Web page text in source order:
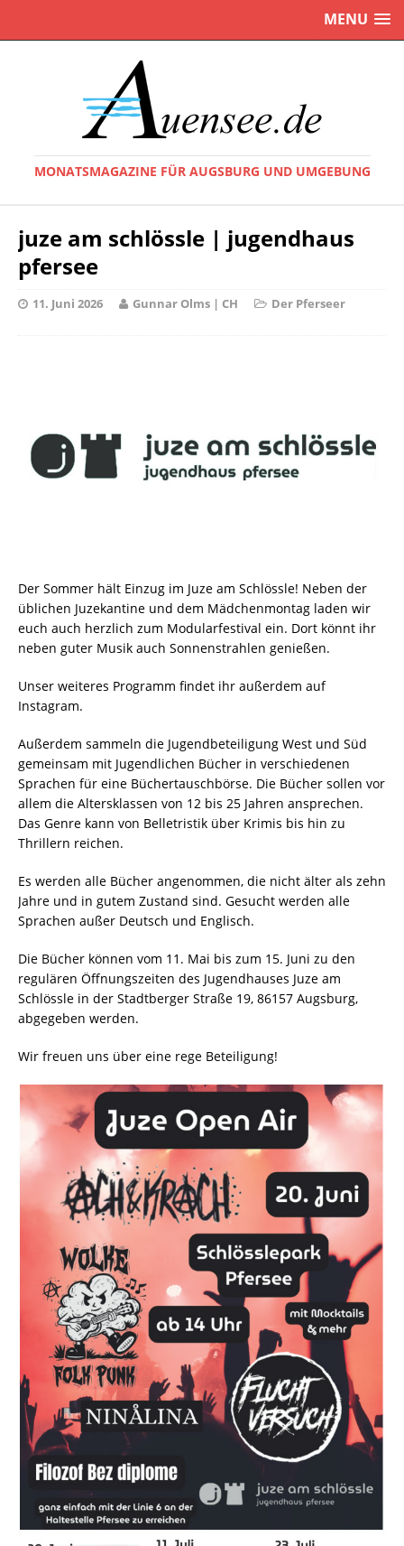
MENU
MONATSMAGAZINE FÜR AUGSBURG UND UMGEBUNG
juze am schlössle | jugendhaus
pfersee
11. Juni 2026 Gunnar Olms | CH Der Pferseer
Der Sommer hält Einzug im Juze am Schlössle! Neben der
üblichen Juzekantine und dem Mädchenmontag laden wir
euch auch herzlich zum Modularfestival ein. Dort könnt ihr
neben guter Musik auch Sonnenstrahlen genießen.
Unser weiteres Programm findet ihr außerdem auf
Instagram.
Außerdem sammeln die Jugendbeteiligung West und Süd
gemeinsam mit Jugendlichen Bücher in verschiedenen
Sprachen für eine Büchertauschbörse. Die Bücher sollen vor
allem die Altersklassen von 12 bis 25 Jahren ansprechen.
Das Genre kann von Belletristik über Krimis bis hin zu
Thrillern reichen.
Es werden alle Bücher angenommen, die nicht älter als zehn
Jahre und in gutem Zustand sind. Gesucht werden alle
Sprachen außer Deutsch und Englisch.
Die Bücher können vom 11. Mai bis zum 15. Juni zu den
regulären Öffnungszeiten des Jugendhauses Juze am
Schlössle in der Stadtberger Straße 19, 86157 Augsburg,
abgegeben werden.
Wir freuen uns über eine rege Beteiligung!